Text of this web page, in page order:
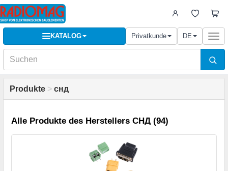
KATALOG Privatkunde DE
Produkte > снд
Alle Produkte des Herstellers СНД (94)